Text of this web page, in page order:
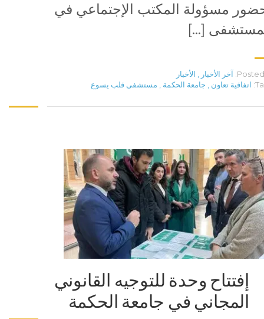
مسؤولة المكتب الإجتماعي في
[…]
Posted آخر الأخبار , الأخبار
اتفاقية تعاون , جامعة الحكمة , مستشفى قلب يسوع
إفتتاح وحدة للتوجيه القانوني
المجاني في جامعة الحكمة